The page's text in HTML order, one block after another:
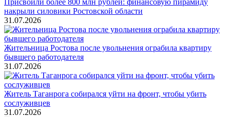
накрыли силовики Ростовской области
31.07.2026
Жительница Ростова после увольнения ограбила квартиру
бывшего работодателя
31.07.2026
Житель Таганрога собирался уйти на фронт, чтобы убить
сослуживцев
31.07.2026